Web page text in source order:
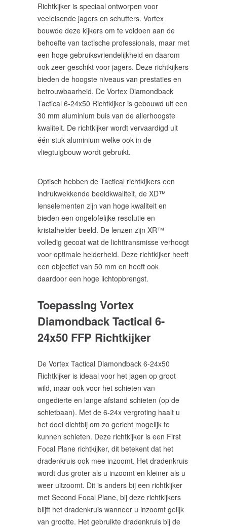
Richtkijker is speciaal ontworpen voor
veeleisende jagers en schutters. Vortex
bouwde deze kijkers om te voldoen aan de
behoefte van tactische professionals, maar met
een hoge gebruiksvriendelijkheid en daarom
ook zeer geschikt voor jagers. Deze richtkijkers
bieden de hoogste niveaus van prestaties en
betrouwbaarheid. De Vortex Diamondback
Tactical 6-24x50 Richtkijker is gebouwd uit een
30 mm aluminium buis van de allerhoogste
kwaliteit. De richtkijker wordt vervaardigd uit
één stuk aluminium welke ook in de
vliegtuigbouw wordt gebruikt.
Optisch hebben de Tactical richtkijkers een
indrukwekkende beeldkwaliteit, de XD™
lenselementen zijn van hoge kwaliteit en
bieden een ongelofelijke resolutie en
kristalhelder beeld. De lenzen zijn XR™
volledig gecoat wat de lichttransmisse verhoogt
voor optimale helderheid. Deze richtkijker heeft
een objectief van 50 mm en heeft ook
daardoor een hoge lichtopbrengst.
Toepassing Vortex
Diamondback Tactical 6-
24x50 FFP Richtkijker
De Vortex Tactical Diamondback 6-24x50
Richtkijker is ideaal voor het jagen op groot
wild, maar ook voor het schieten van
ongedierte en lange afstand schieten (op de
schietbaan). Met de 6-24x vergroting haalt u
het doel dichtbij om zo gericht mogelijk te
kunnen schieten. Deze richtkijker is een First
Focal Plane richtkijker, dit betekent dat het
dradenkruis ook mee inzoomt. Het dradenkruis
wordt dus groter als u inzoomt en kleiner als u
weer uitzoomt. Dit is anders bij een richtkijker
met Second Focal Plane, bij deze richtkijkers
blijft het dradenkruis wanneer u inzoomt gelijk
van grootte. Het gebruikte dradenkruis bij de